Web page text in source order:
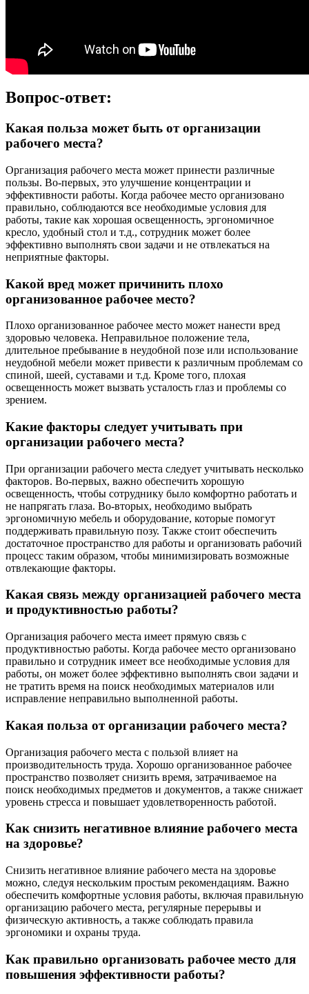
Вопрос-ответ:
Какая польза может быть от организации
рабочего места?
Организация рабочего места может принести различные
пользы. Во-первых, это улучшение концентрации и
эффективности работы. Когда рабочее место организовано
правильно, соблюдаются все необходимые условия для
работы, такие как хорошая освещенность, эргономичное
кресло, удобный стол и т.д., сотрудник может более
эффективно выполнять свои задачи и не отвлекаться на
неприятные факторы.
Какой вред может причинить плохо
организованное рабочее место?
Плохо организованное рабочее место может нанести вред
здоровью человека. Неправильное положение тела,
длительное пребывание в неудобной позе или использование
неудобной мебели может привести к различным проблемам со
спиной, шеей, суставами и т.д. Кроме того, плохая
освещенность может вызвать усталость глаз и проблемы со
зрением.
Какие факторы следует учитывать при
организации рабочего места?
При организации рабочего места следует учитывать несколько
факторов. Во-первых, важно обеспечить хорошую
освещенность, чтобы сотруднику было комфортно работать и
не напрягать глаза. Во-вторых, необходимо выбрать
эргономичную мебель и оборудование, которые помогут
поддерживать правильную позу. Также стоит обеспечить
достаточное пространство для работы и организовать рабочий
процесс таким образом, чтобы минимизировать возможные
отвлекающие факторы.
Какая связь между организацией рабочего места
и продуктивностью работы?
Организация рабочего места имеет прямую связь с
продуктивностью работы. Когда рабочее место организовано
правильно и сотрудник имеет все необходимые условия для
работы, он может более эффективно выполнять свои задачи и
не тратить время на поиск необходимых материалов или
исправление неправильно выполненной работы.
Какая польза от организации рабочего места?
Организация рабочего места с пользой влияет на
производительность труда. Хорошо организованное рабочее
пространство позволяет снизить время, затрачиваемое на
поиск необходимых предметов и документов, а также снижает
уровень стресса и повышает удовлетворенность работой.
Как снизить негативное влияние рабочего места
на здоровье?
Снизить негативное влияние рабочего места на здоровье
можно, следуя нескольким простым рекомендациям. Важно
обеспечить комфортные условия работы, включая правильную
организацию рабочего места, регулярные перерывы и
физическую активность, а также соблюдать правила
эргономики и охраны труда.
Как правильно организовать рабочее место для
повышения эффективности работы?